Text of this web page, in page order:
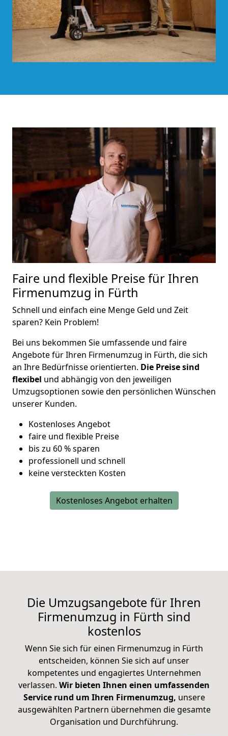
Faire und flexible Preise für Ihren
Firmenumzug in Fürth
Schnell und einfach eine Menge Geld und Zeit
sparen? Kein Problem!
Bei uns bekommen Sie umfassende und faire
Angebote für Ihren Firmenumzug in Fürth, die sich
an Ihre Bedürfnisse orientierten. Die Preise sind
flexibel und abhängig von den jeweiligen
Umzugsoptionen sowie den persönlichen Wünschen
unserer Kunden.
Kostenloses Angebot
faire und flexible Preise
bis zu 60 % sparen
professionell und schnell
keine versteckten Kosten
Kostenloses Angebot erhalten
Die Umzugsangebote für Ihren
Firmenumzug in Fürth sind
kostenlos
Wenn Sie sich für einen Firmenumzug in Fürth
entscheiden, können Sie sich auf unser
kompetentes und engagiertes Unternehmen
verlassen. Wir bieten Ihnen einen umfassenden
Service rund um Ihren Firmenumzug, unsere
ausgewählten Partnern übernehmen die gesamte
Organisation und Durchführung.